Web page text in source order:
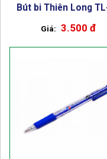
Bút bi Thiên Long
3.500 đ